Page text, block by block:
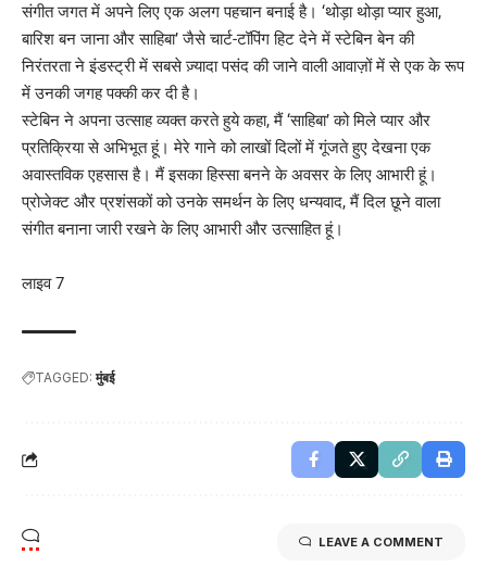
संगीत जगत में अपने लिए एक अलग पहचान बनाई है। ‘थोड़ा थोड़ा प्यार हुआ,
बारिश बन जाना और साहिबा’ जैसे चार्ट-टॉपिंग हिट देने में स्टेबिन बेन की
निरंतरता ने इंडस्ट्री में सबसे ज़्यादा पसंद की जाने वाली आवाज़ों में से एक के रूप
में उनकी जगह पक्की कर दी है।
स्टेबिन ने अपना उत्साह व्यक्त करते हुये कहा, मैं ‘साहिबा’ को मिले प्यार और
प्रतिक्रिया से अभिभूत हूं। मेरे गाने को लाखों दिलों में गूंजते हुए देखना एक
अवास्तविक एहसास है। मैं इसका हिस्सा बनने के अवसर के लिए आभारी हूं।
प्रोजेक्ट और प्रशंसकों को उनके समर्थन के लिए धन्यवाद, मैं दिल छूने वाला
संगीत बनाना जारी रखने के लिए आभारी और उत्साहित हूं।
लाइव 7
TAGGED: मुंबई
LEAVE A COMMENT